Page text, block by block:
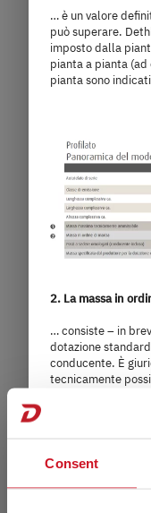
Consent
600 ER
5,99
lunghezza
… è un valore
può superare.
imposto dalla
pianta a pianta
pianta sono
2. La massa in
… consiste – in
dotazione
conducente. È
tecnicamente
documenti di
5 %. Il margine
massima
montaggio e